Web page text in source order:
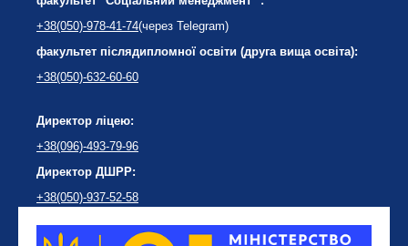
+38(050)-978-41-74(через Telegram)
факультет післядипломної освіти (друга вища освіта):
+38(050)-632-60-60
Директор ліцею:
+38(096)-493-79-96
Директор ДШРР:
+38(050)-937-52-58